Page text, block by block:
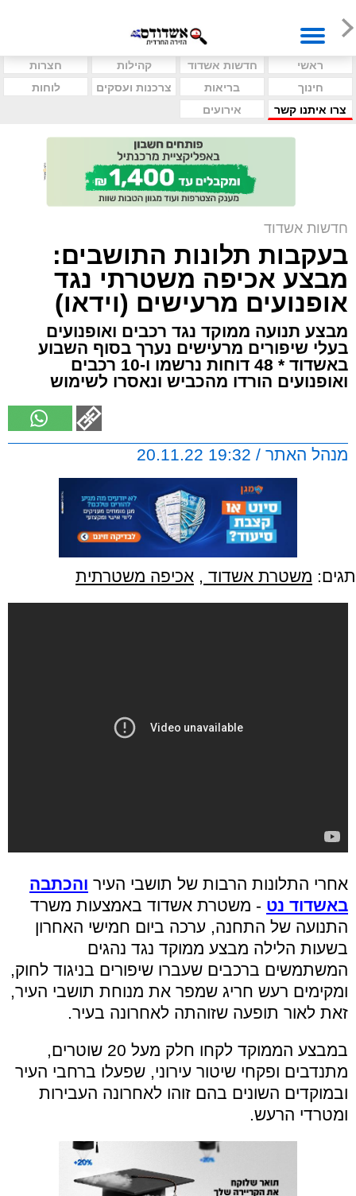
ראשי חדשות אשדוד קהילות
חצרות
חינוך
בריאות צרכנות ועסקים
לוחות
צרו איתנו קשר
אירועים
חדשות אשדוד
בעקבות תלונות התושבים:
מבצע אכיפה משטרתי נגד
אופנועים מרעישים (וידאו)
מבצע תנועה ממוקד נגד רכבים ואופנועים
בעלי שיפורים מרעישים נערך בסוף השבוע
באשדוד * 48 דוחות נרשמו ו-10 רכבים
ואופנועים הורדו מהכביש ונאסרו לשימוש
מנהל האתר / 19:32 20.11.22
תגים: משטרת אשדוד , אכיפה משטרתית
אחרי התלונות הרבות של תושבי העיר והכתבה
באשדוד נט - משטרת אשדוד באמצעות משרד
התנועה של התחנה, ערכה ביום חמישי האחרון
בשעות הלילה מבצע ממוקד נגד נהגים
המשתמשים ברכבים שעברו שיפורים בניגוד לחוק,
ומקימים רעש חריג שמפר את מנוחת תושבי העיר,
זאת לאור תופעה שזוהתה לאחרונה בעיר.
במבצע הממוקד לקחו חלק מעל 20 שוטרים,
מתנדבים ופקחי שיטור עירוני, שפעלו ברחבי העיר
ובמוקדים השונים בהם זוהו לאחרונה העבירות
ומטרדי הרעש.